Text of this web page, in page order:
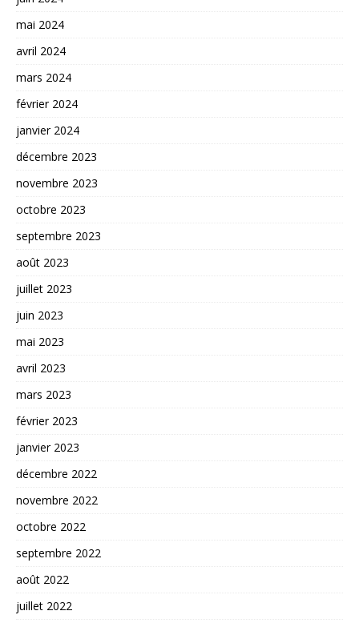
mai 2024
avril 2024
mars 2024
février 2024
janvier 2024
décembre 2023
novembre 2023
octobre 2023
septembre 2023
août 2023
juillet 2023
juin 2023
mai 2023
avril 2023
mars 2023
février 2023
janvier 2023
décembre 2022
novembre 2022
octobre 2022
septembre 2022
août 2022
juillet 2022